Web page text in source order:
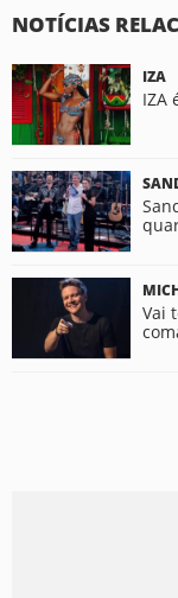
NOTÍCIAS
IZA
IZA
Vai